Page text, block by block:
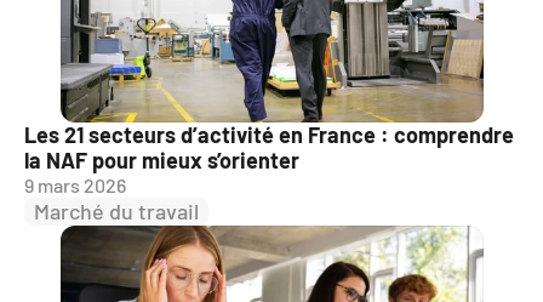
Les 21 secteurs d’activité en France : comprendre
la NAF pour mieux s’orienter
9 mars 2026
Marché du travail